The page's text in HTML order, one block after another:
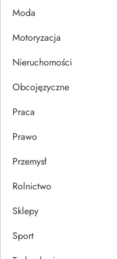
u
Moda
Motoryzacja
Nieruchomości
Obcojęzyczne
Praca
Prawo
Przemysł
Rolnictwo
Sklepy
Sport